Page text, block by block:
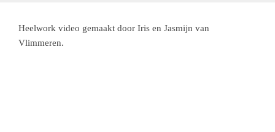
Heelwork video gemaakt door Iris en Jasmijn van
Vlimmeren.